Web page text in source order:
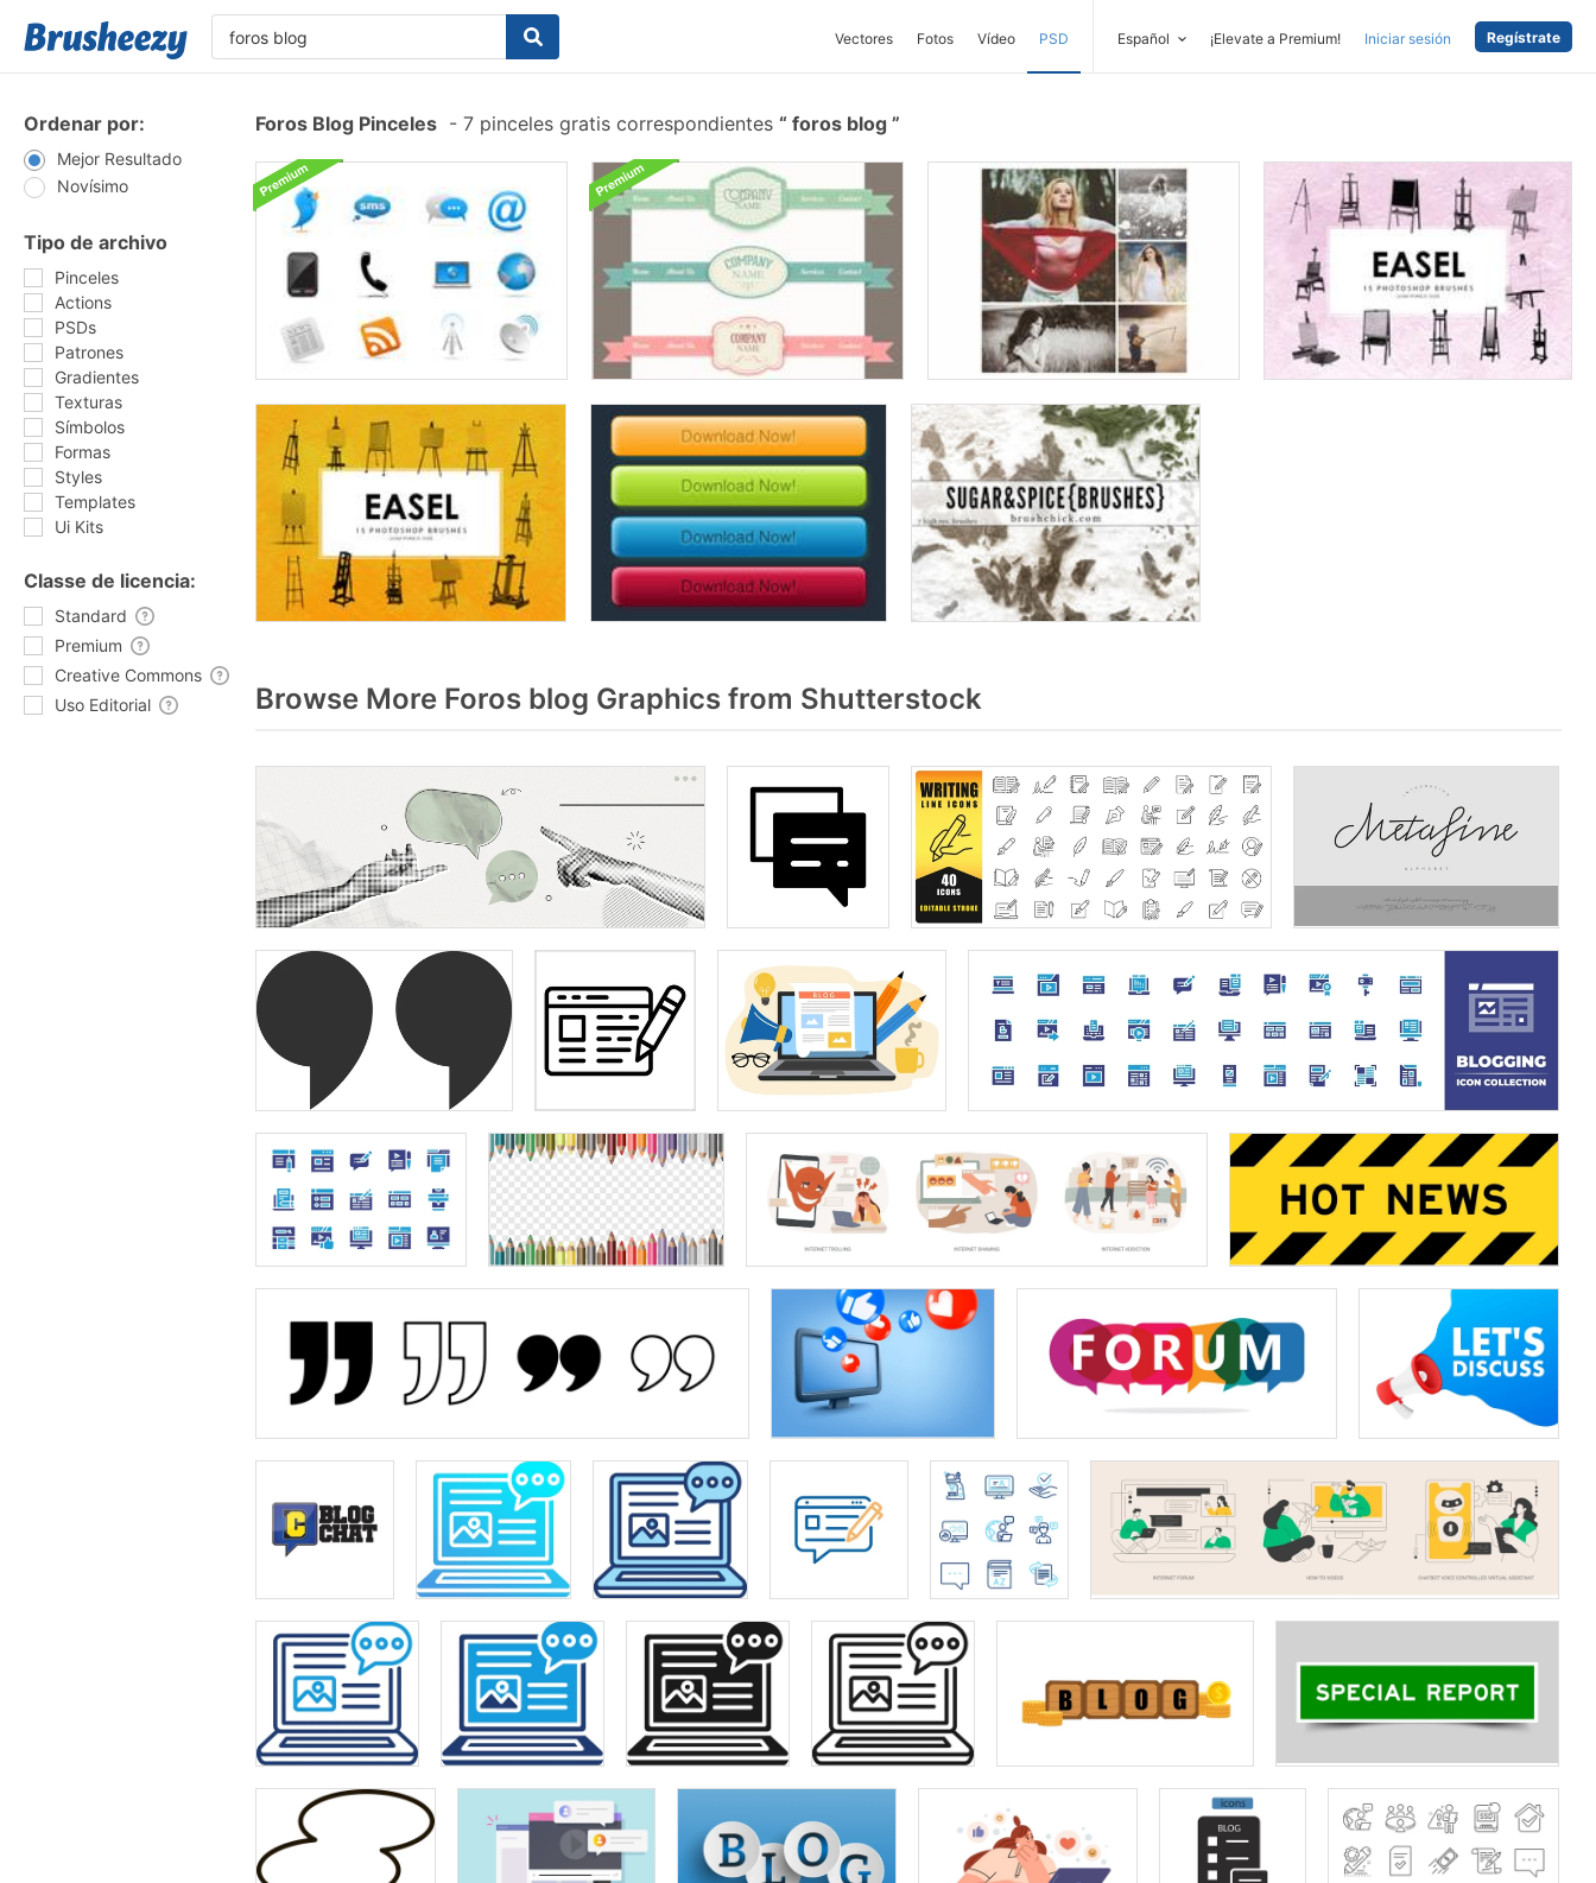
Vectores Fotos Vídeo PSD Español ¡Elevate a Premium! Iniciar sesión Regístrate
Ordenar por:
Mejor Resultado
Novísimo
Tipo de archivo
Pinceles
Actions
PSDs
Patrones
Gradientes
Texturas
Símbolos
Formas
Styles
Templates
Ui Kits
Classe de licencia:
Standard
Premium
Creative Commons
Uso Editorial
Foros Blog Pinceles - 7 pinceles gratis correspondientes foros blog
Browse More Foros blog Graphics from Shutterstock